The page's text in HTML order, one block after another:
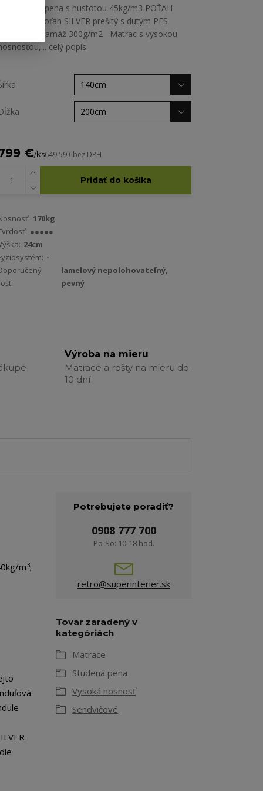
studená HR-pena s hustotou 45kg/m3 POŤAH
MATRACA poťah SILVER prešitý s dutým PES
vláknom - gramáž 300g/m2 Matrac s vysokou
celý popis
€/ks649,59 €bez DPH
Pridať do košíka
170kg
●●●●●
24cm
-
lamelový nepolohovateľný,
pevný
Výroba na mieru
Matrace a rošty na mieru do
10 dní
m3;
Potrebujete poradiť?
0908 777 700
Po-So: 10-18 hod.
retro@superinterier.sk
Tovar zaradený v
kategóriách
Matrace
Studená pena
Vysoká nosnosť
Sendvičové